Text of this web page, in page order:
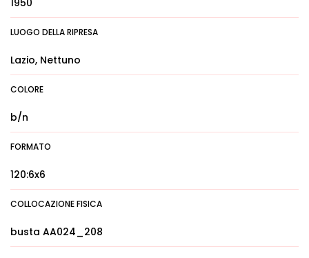
1950
LUOGO DELLA RIPRESA
Lazio, Nettuno
COLORE
b/n
FORMATO
120:6x6
COLLOCAZIONE FISICA
busta AA024_208